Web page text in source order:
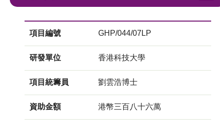
項目編號 GHP/044/07LP
研發單位 香港科技大學
項目統籌員 劉雲浩博士
資助金額 港幣三百八十六萬